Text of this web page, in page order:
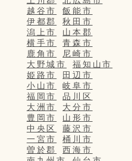
越谷市
飯能市
伊都郡
秋田市
潟上市
山本郡
横手市
青森市
鹿角市
尼崎市
大野城市
福知山市
姫路市
田辺市
小山市
岐阜市
福岡市
品川区
大洲市
大分市
豊岡市
山形市
中央区
藤沢市
一宮市
桶川市
曽於郡
西海市